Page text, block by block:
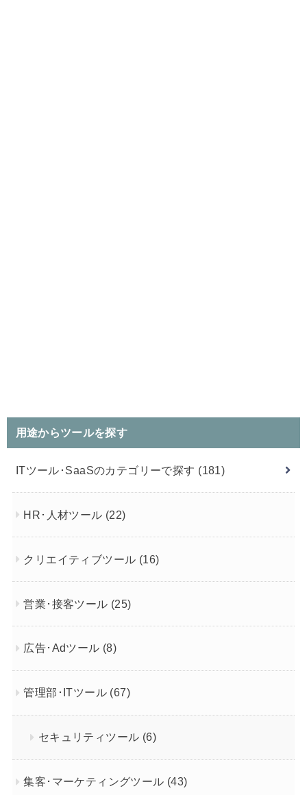
用途からツールを探す
ITツール･SaaSのカテゴリーで探す (181)
HR･人材ツール (22)
クリエイティブツール (16)
営業･接客ツール (25)
広告･Adツール (8)
管理部･ITツール (67)
セキュリティツール (6)
集客･マーケティングツール (43)